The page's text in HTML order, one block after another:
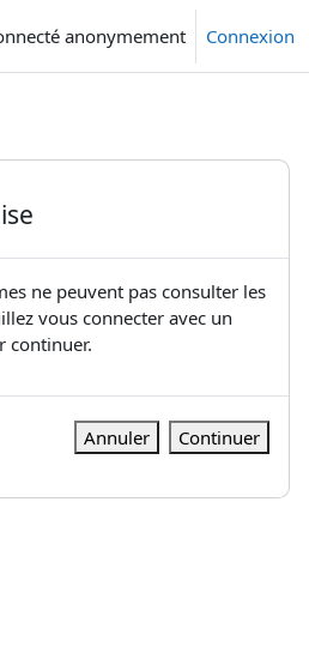
anonymement Connexion
ne peuvent pas consulter les
vous connecter avec un
continuer.
Annuler Continuer